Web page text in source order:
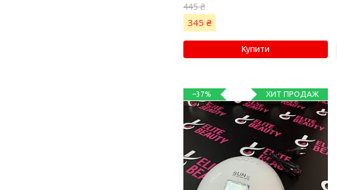
445 ₴
345 ₴
Купити
–37% ХИТ ПРОДАЖ